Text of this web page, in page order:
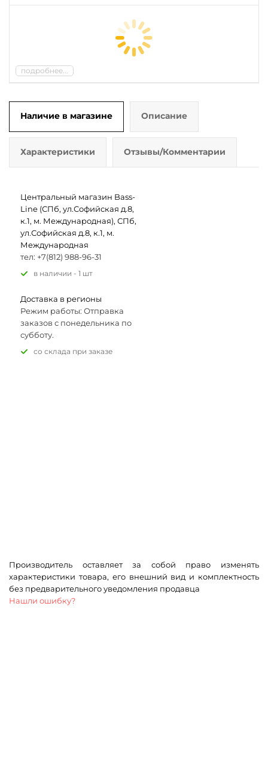
подробнее...
Наличие в магазине Описание
Характеристики Отзывы/Комментарии
Центральный магазин Bass-
Line (СПб, ул.Софийская д.8,
к.1, м. Международная), СПб,
ул.Софийская д.8, к.1, м.
Международная
тел: +7(812) 988-96-31
В наличии - 1 шт
Доставка в регионы
Режим работы: Отправка
заказов с понедельника по
субботу.
Со склада при заказе
Производитель оставляет за собой право изменять
характеристики товара, его внешний вид и комплектность
без предварительного уведомления продавца
Нашли ошибку?